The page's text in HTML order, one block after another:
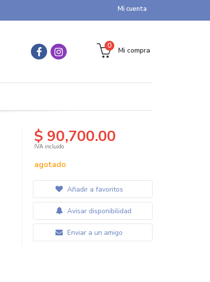
Mi cuenta
Mi compra
0
$ 90,700.00
IVA incluido
agotado
Añadir a favoritos
Avisar disponibilidad
Enviar a un amigo